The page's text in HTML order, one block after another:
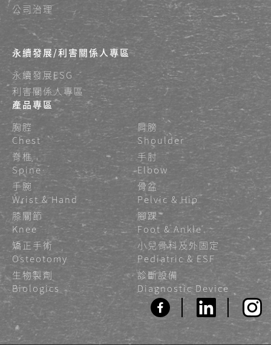
公司治理
永續發展/利害關係人專區
永續發展ESG
利害關係人專區
產品專區
胸腔
Chest
肩膀
Shoulder
脊椎
Spine
手肘
Elbow
手腕
Wrist & Hand
骨盆
Pelvic & Hip
膝關節
Knee
腳踝
Foot & Ankle
矯正手術
Osteotomy
小兒骨科及外固定
Pediatric & ESF
生物製劑
Biologics
診斷設備
Diagnostic Device